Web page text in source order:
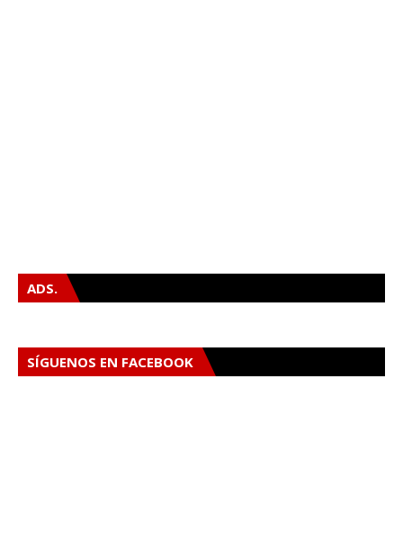
ADS.
SÍGUENOS EN FACEBOOK